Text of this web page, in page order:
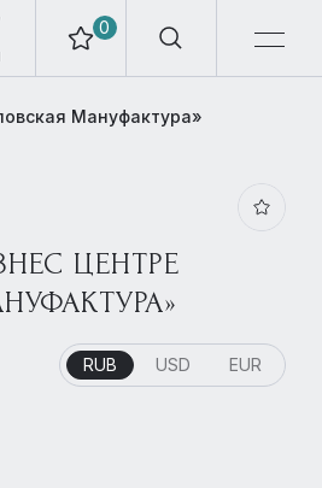
0
Мануфактура»
ЦЕНТРЕ
RUB USD EUR